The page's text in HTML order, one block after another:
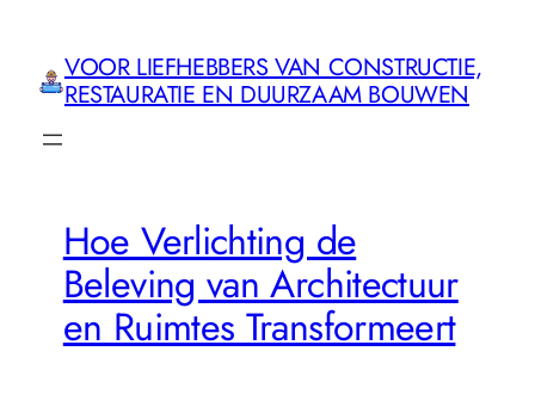
VOOR LIEFHEBBERS VAN CONSTRUCTIE,
RESTAURATIE EN DUURZAAM BOUWEN
Hoe Verlichting de
Beleving van Architectuur
en Ruimtes Transformeert